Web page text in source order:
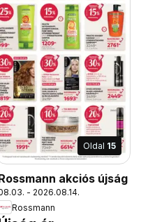
Oldal 15
akciós újság
- 2026.08.14.
Rossmann